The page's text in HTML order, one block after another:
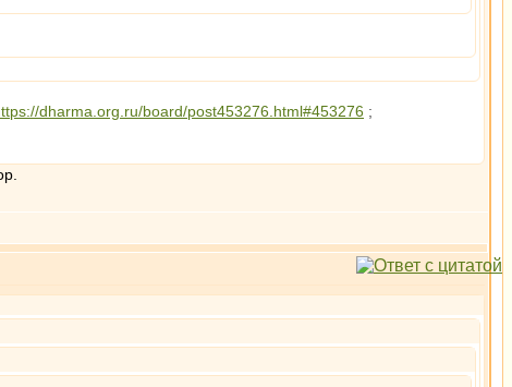
dharma.org.ru/board/post453276.html#453276 ;